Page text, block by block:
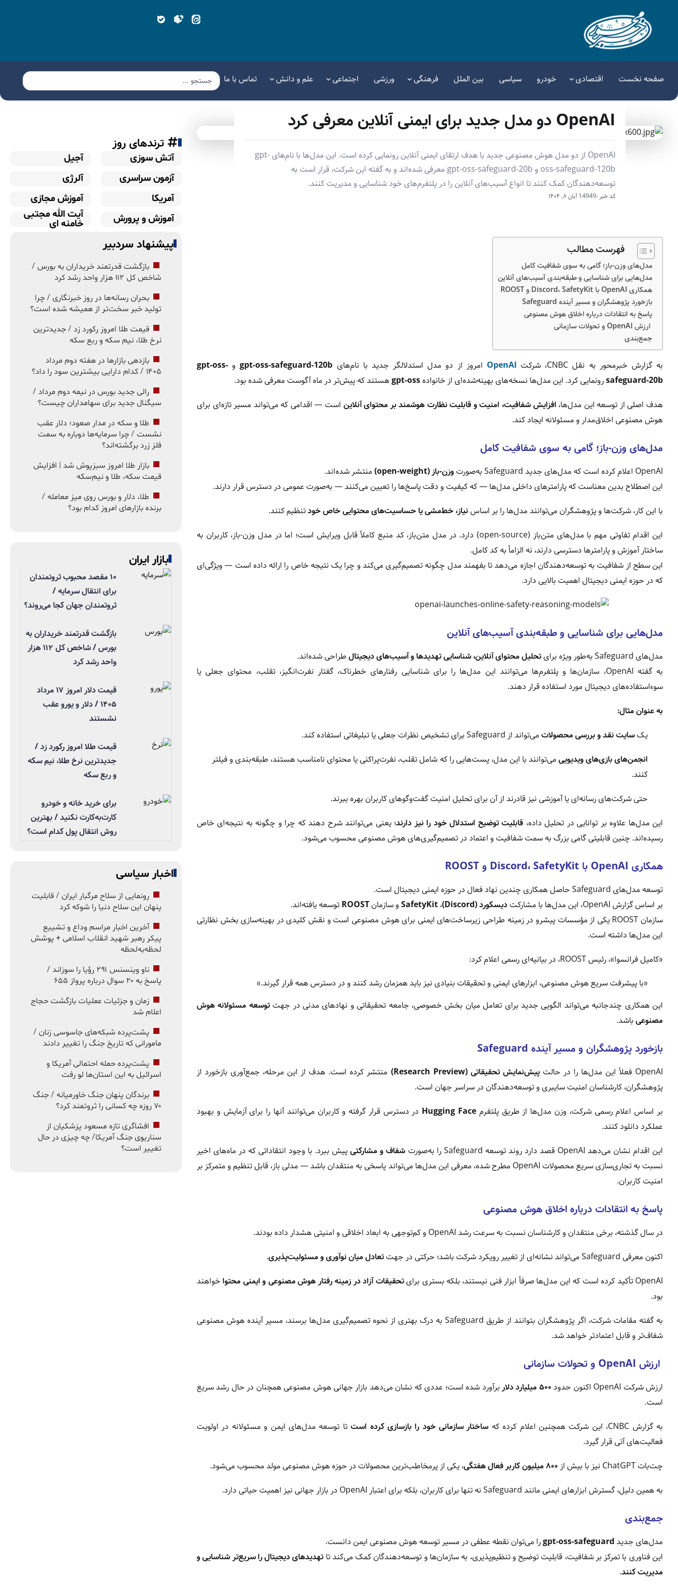
صفحه نخست اقتصادی خودرو سیاسی بین الملل فرهنگی ورزشی اجتماعی علم و دانش تماس با ما
OpenAI دو مدل جدید برای ایمنی آنلاین معرفی کرد
OpenAI از دو مدل هوش مصنوعی جدید با هدف ارتقای ایمنی آنلاین رونمایی کرده است. این مدل‌ها با نام‌های gpt-
oss-safeguard-120b و gpt-oss-safeguard-20b معرفی شده‌اند و به گفته این شرکت، قرار است به
توسعه‌دهندگان کمک کنند تا انواع آسیب‌های آنلاین را در پلتفرم‌های خود شناسایی و مدیریت کنند.
کد خبر :14949 آبان ۸, ۱۴۰۴
فهرست مطالب
مدل‌های وزن-باز؛ گامی به سوی شفافیت کامل
مدل‌هایی برای شناسایی و طبقه‌بندی آسیب‌های آنلاین
همکاری OpenAI با Discord، SafetyKit و ROOST
بازخورد پژوهشگران و مسیر آینده Safeguard
پاسخ به انتقادات درباره اخلاق هوش مصنوعی
ارزش OpenAI و تحولات سازمانی
جمع‌بندی
به گزارش خبرمحور به نقل CNBC، شرکت OpenAI امروز از دو مدل استدلالگر جدید با نام‌های gpt-oss-safeguard-120bو gpt-oss-
safeguard-20bرونمایی کرد. این مدل‌ها نسخه‌های بهینه‌شده‌ای از خانوادهgpt-oss هستند که پیش‌تر در ماه آگوست معرفی شده بود.
هدف اصلی از توسعه این مدل‌ها، افزایش شفافیت، امنیت و قابلیت نظارت هوشمند بر محتوای آنلاین است — اقدامی که می‌تواند مسیر تازه‌ای برای
هوش مصنوعی اخلاق‌مدار و مسئولانه ایجاد کند.
مدل‌های وزن-باز؛ گامی به سوی شفافیت کامل
OpenAI اعلام کرده است که مدل‌های جدید Safeguard به‌صورت وزن-باز (open-weight)
منتشر شده‌اند.
این اصطلاح بدین معناست که پارامترهای داخلی مدل‌ها — که کیفیت و دقت پاسخ‌ها را تعیین می‌کنند — به‌صورت عمومی در دسترس قرار دارند.
با این کار، شرکت‌ها و پژوهشگران می‌توانند مدل‌ها را بر اساسنیاز، خط‌مشی یا حساسیت‌های محتوایی خاص خودتنظیم کنند.
این اقدام تفاوتی مهم با مدل‌های متن‌باز (open-source) دارد. در مدل متن‌باز، کد منبع کاملاً قابل ویرایش است؛ اما در مدل وزن-باز، کاربران به
ساختار آموزش و پارامترها دسترسی دارند، نه الزاماً به کد کامل.
این سطح از شفافیت به توسعه‌دهندگان اجازه می‌دهد تا بفهمند مدل چگونه تصمیم‌گیری می‌کند و چرا یک نتیجه خاص را ارائه داده است — ویژگی‌ای
که در حوزه ایمنی دیجیتال اهمیت بالایی دارد.
مدل‌هایی برای شناسایی و طبقه‌بندی آسیب‌های آنلاین
مدل‌های Safeguard به‌طور ویژه برای تحلیل محتوای آنلاین، شناسایی تهدیدها و آسیب‌های دیجیتال طراحی شده‌اند.
به گفته OpenAI، سازمان‌ها و پلتفرم‌ها می‌توانند این مدل‌ها را برای شناسایی رفتارهای خطرناک، گفتار نفرت‌انگیز، تقلب، محتوای جعلی یا
سوءاستفاده‌های دیجیتال مورد استفاده قرار دهند.
به عنوان مثال:
یکسایت نقد و بررسی محصولات می‌تواند از Safeguard برای تشخیص نظرات جعلی یا تبلیغاتی استفاده کند.
انجمن‌های بازی‌های ویدیویی می‌توانند با این مدل، پست‌هایی را که شامل تقلب، نفرت‌پراکنی یا محتوای نامناسب هستند، طبقه‌بندی و فیلتر
کنند.
حتی شرکت‌های رسانه‌ای یا آموزشی نیز قادرند از آن برای تحلیل امنیت گفت‌وگوهای کاربران بهره ببرند.
این مدل‌ها علاوه بر توانایی در تحلیل داده، قابلیت توضیح استدلال خود را نیز دارند؛ یعنی می‌توانند شرح دهند که چرا و چگونه به نتیجه‌ای خاص
رسیده‌اند. چنین قابلیتی گامی بزرگ به سمت شفافیت و اعتماد در تصمیم‌گیری‌های هوش مصنوعی محسوب می‌شود.
همکاری OpenAI با Discord، SafetyKit و ROOST
توسعه مدل‌های Safeguard حاصل همکاری چندین نهاد فعال در حوزه ایمنی دیجیتال است.
بر اساس گزارش OpenAI، این مدل‌ها با مشارکت
دیسکورد (Discord) ، SafetyKit و سازمانROOST توسعه یافته‌اند.
سازمان ROOST یکی از مؤسسات پیشرو در زمینه طراحی زیرساخت‌های ایمنی برای هوش مصنوعی است و نقش کلیدی در بهینه‌سازی بخش نظارتی
این مدل‌ها داشته است.
«کامیل فرانسوا»، رئیس ROOST، در بیانیه‌ای رسمی اعلام کرد:
«با پیشرفت سریع هوش مصنوعی، ابزارهای ایمنی و تحقیقات بنیادی نیز باید همزمان رشد کنند و در دسترس همه قرار گیرند.»
این همکاری چندجانبه می‌تواند الگویی جدید برای تعامل میان بخش خصوصی، جامعه تحقیقاتی و نهادهای مدنی در جهتتوسعه مسئولانه هوش
مصنوعی باشد.
بازخورد پژوهشگران و مسیر آینده Safeguard
OpenAI فعلاً این مدل‌ها را در حالت پیش‌نمایش تحقیقاتی (Research Preview)
منتشر کرده است. هدف از این مرحله، جمع‌آوری بازخورد از
پژوهشگران، کارشناسان امنیت سایبری و توسعه‌دهندگان در سراسر جهان است.
بر اساس اعلام رسمی شرکت، وزن مدل‌ها از طریق پلتفرم Hugging Face در دسترس قرار گرفته و کاربران می‌توانند آنها را برای آزمایش و بهبود
عملکرد دانلود کنند.
این اقدام نشان می‌دهد OpenAI قصد دارد روند توسعه Safeguard را به‌صورت
شفاف و مشارکتیپیش ببرد. با وجود انتقاداتی که در ماه‌های اخیر
نسبت به تجاری‌سازی سریع محصولات OpenAI مطرح شده، معرفی این مدل‌ها می‌تواند پاسخی به منتقدان باشد — مدلی باز، قابل تنظیم و متمرکز بر
امنیت کاربران.
پاسخ به انتقادات درباره اخلاق هوش مصنوعی
در سال گذشته، برخی منتقدان و کارشناسان نسبت به سرعت رشد OpenAI و کم‌توجهی به ابعاد اخلاقی و امنیتی هشدار داده بودند.
اکنون معرفی Safeguard می‌تواند نشانه‌ای از تغییر رویکرد شرکت باشد؛ حرکتی در جهت
تعادل میان نوآوری و مسئولیت‌پذیری.
OpenAI تأکید کرده است که این مدل‌ها صرفاً ابزار فنی نیستند، بلکه بستری برای
تحقیقات آزاد در زمینه رفتار هوش مصنوعی و ایمنی محتواخواهند
بود.
به گفته مقامات شرکت، اگر پژوهشگران بتوانند از طریق Safeguard به درک بهتری از نحوه تصمیم‌گیری مدل‌ها برسند، مسیر آینده هوش مصنوعی
شفاف‌تر و قابل اعتمادتر خواهد شد.
ارزش OpenAI و تحولات سازمانی
ارزش شرکت OpenAI اکنون حدود ۵۰۰ میلیارد دلار
برآورد شده است؛ عددی که نشان می‌دهد بازار جهانی هوش مصنوعی همچنان در حال رشد سریع
است.
به گزارش CNBC، این شرکت همچنین اعلام کرده که
ساختار سازمانی خود را بازسازی کرده استتا توسعه مدل‌های ایمن و مسئولانه در اولویت
فعالیت‌های آتی قرار گیرد.
چت‌بات ChatGPT نیز با بیش از
۸۰۰ میلیون کاربر فعال هفتگی
، یکی از پرمخاطب‌ترین محصولات در حوزه هوش مصنوعی مولد محسوب می‌شود.
به همین دلیل، گسترش ابزارهای ایمنی مانند Safeguard نه تنها برای کاربران، بلکه برای اعتبار OpenAI در بازار جهانی نیز اهمیت حیاتی دارد.
جمع‌بندی
مدل‌های جدید gpt-oss-safeguardرا می‌توان نقطه عطفی در مسیر توسعه هوش مصنوعی ایمن دانست.
این فناوری با تمرکز بر شفافیت، قابلیت توضیح و تنظیم‌پذیری، به سازمان‌ها و توسعه‌دهندگان کمک می‌کند تا تهدیدهای دیجیتال را سریع‌تر شناسایی و
مدیریت کنند.
ترندهای روز
آتش سوزی
آجیل
آزمون سراسری
آلرژی
آمریکا
آموزش مجازی
آموزش و پرورش
آیت الله مجتبی
خامنه ای
پیشنهاد سردبیر
بازگشت قدرتمند خریداران به بورس /
شاخص کل ۱۱۲ هزار واحد رشد کرد
بحران رسانه‌ها در روز خبرنگاری / چرا
تولید خبر سخت‌تر از همیشه شده است؟
قیمت طلا امروز رکورد زد / جدیدترین
نرخ طلا، نیم سکه و ربع سکه
بازدهی بازارها در هفته دوم مرداد
۱۴۰۵ / کدام دارایی بیشترین سود را داد؟
رالی جدید بورس در نیمه دوم مرداد /
سیگنال جدید برای سهامداران چیست؟
طلا و سکه در مدار صعود؛ دلار عقب
نشست / چرا سرمایه‌ها دوباره به سمت
فلز زرد برگشته‌اند؟
بازار طلا امروز سبزپوش شد | افزایش
قیمت سکه، طلا و نیم‌سکه
طلا، دلار و بورس روی میز معامله /
برنده بازارهای امروز کدام بود؟
بازار ایران
۱۰ مقصد محبوب ثروتمندان
برای انتقال سرمایه /
ثروتمندان جهان کجا می‌روند؟
بازگشت قدرتمند خریداران به
بورس / شاخص کل ۱۱۲ هزار
واحد رشد کرد
قیمت دلار امروز ۱۷ مرداد
۱۴۰۵ / دلار و یورو عقب
نشستند
قیمت طلا امروز رکورد زد /
جدیدترین نرخ طلا، نیم سکه
و ربع سکه
برای خرید خانه و خودرو
کارت‌به‌کارت نکنید / بهترین
روش انتقال پول کدام است؟
اخبار سیاسی
رونمایی از سلاح مرگبار ایران / قابلیت
پنهان این سلاح دنیا را شوکه کرد
آخرین اخبار مراسم وداع و تشییع
پیکر رهبر شهید انقلاب اسلامی + پوشش
لحظه‌به‌لحظه
ناو وینسنس ۲۹۱ رؤیا را سوزاند /
پاسخ به ۲۰ سوال درباره پرواز ۶۵۵
زمان و جزئیات عملیات بازگشت حجاج
اعلام شد
پشت‌پرده شبکه‌های جاسوسی زنان /
مامورانی که تاریخ جنگ را تغییر دادند
پشت‌پرده حمله احتمالی آمریکا و
اسرائیل به این استان‌ها لو رفت
برندگان پنهان جنگ خاورمیانه / جنگ
۷۰ روزه چه کسانی را ثروتمند کرد؟
افشاگری تازه مسعود پزشکیان از
سناریوی جنگ آمریکا/ چه چیزی در حال
تغییر است؟